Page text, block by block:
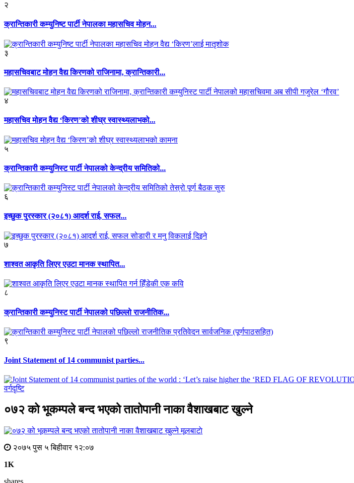
२
क्रान्तिकारी कम्युनिष्ट पार्टी नेपालका महासचिव मोहन...
३
महासचिवबाट मोहन वैद्य किरणको राजिनामा, क्रान्तिकारी...
४
महासचिव मोहन वैद्य ‘किरण’को शीघ्र स्वास्थ्यलाभको...
५
क्रान्तिकारी कम्युनिस्ट पार्टी नेपालको केन्द्रीय समितिको...
६
इच्छुक पुरस्कार (२०८१) आदर्श राई, सफल...
७
शाश्वत आकृति लिएर एउटा मानक स्थापित...
८
क्रान्तिकारी कम्युनिस्ट पार्टी नेपालको पछिल्लो राजनीतिक...
९
Joint Statement of 14 communist parties...
वर्गदृष्टि
०७२ को भूकम्पले बन्द भएको तातोपानी नाका वैशाखबाट खुल्ने
मूलबाटाे
२०७५ पुस ५ बिहीवार १२:०७
1K